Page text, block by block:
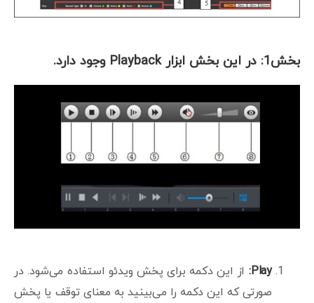
بخش1: در این بخش ابزار Playback وجود دارد.
Play
: از این دکمه برای پخش ویدئو استفاده می‌شود. در
صورتی که این دکمه را می‌بینید به معنای توقف یا پخش